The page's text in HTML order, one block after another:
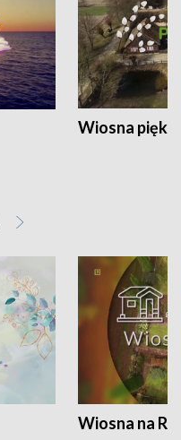
Wiosna
Wiosna na